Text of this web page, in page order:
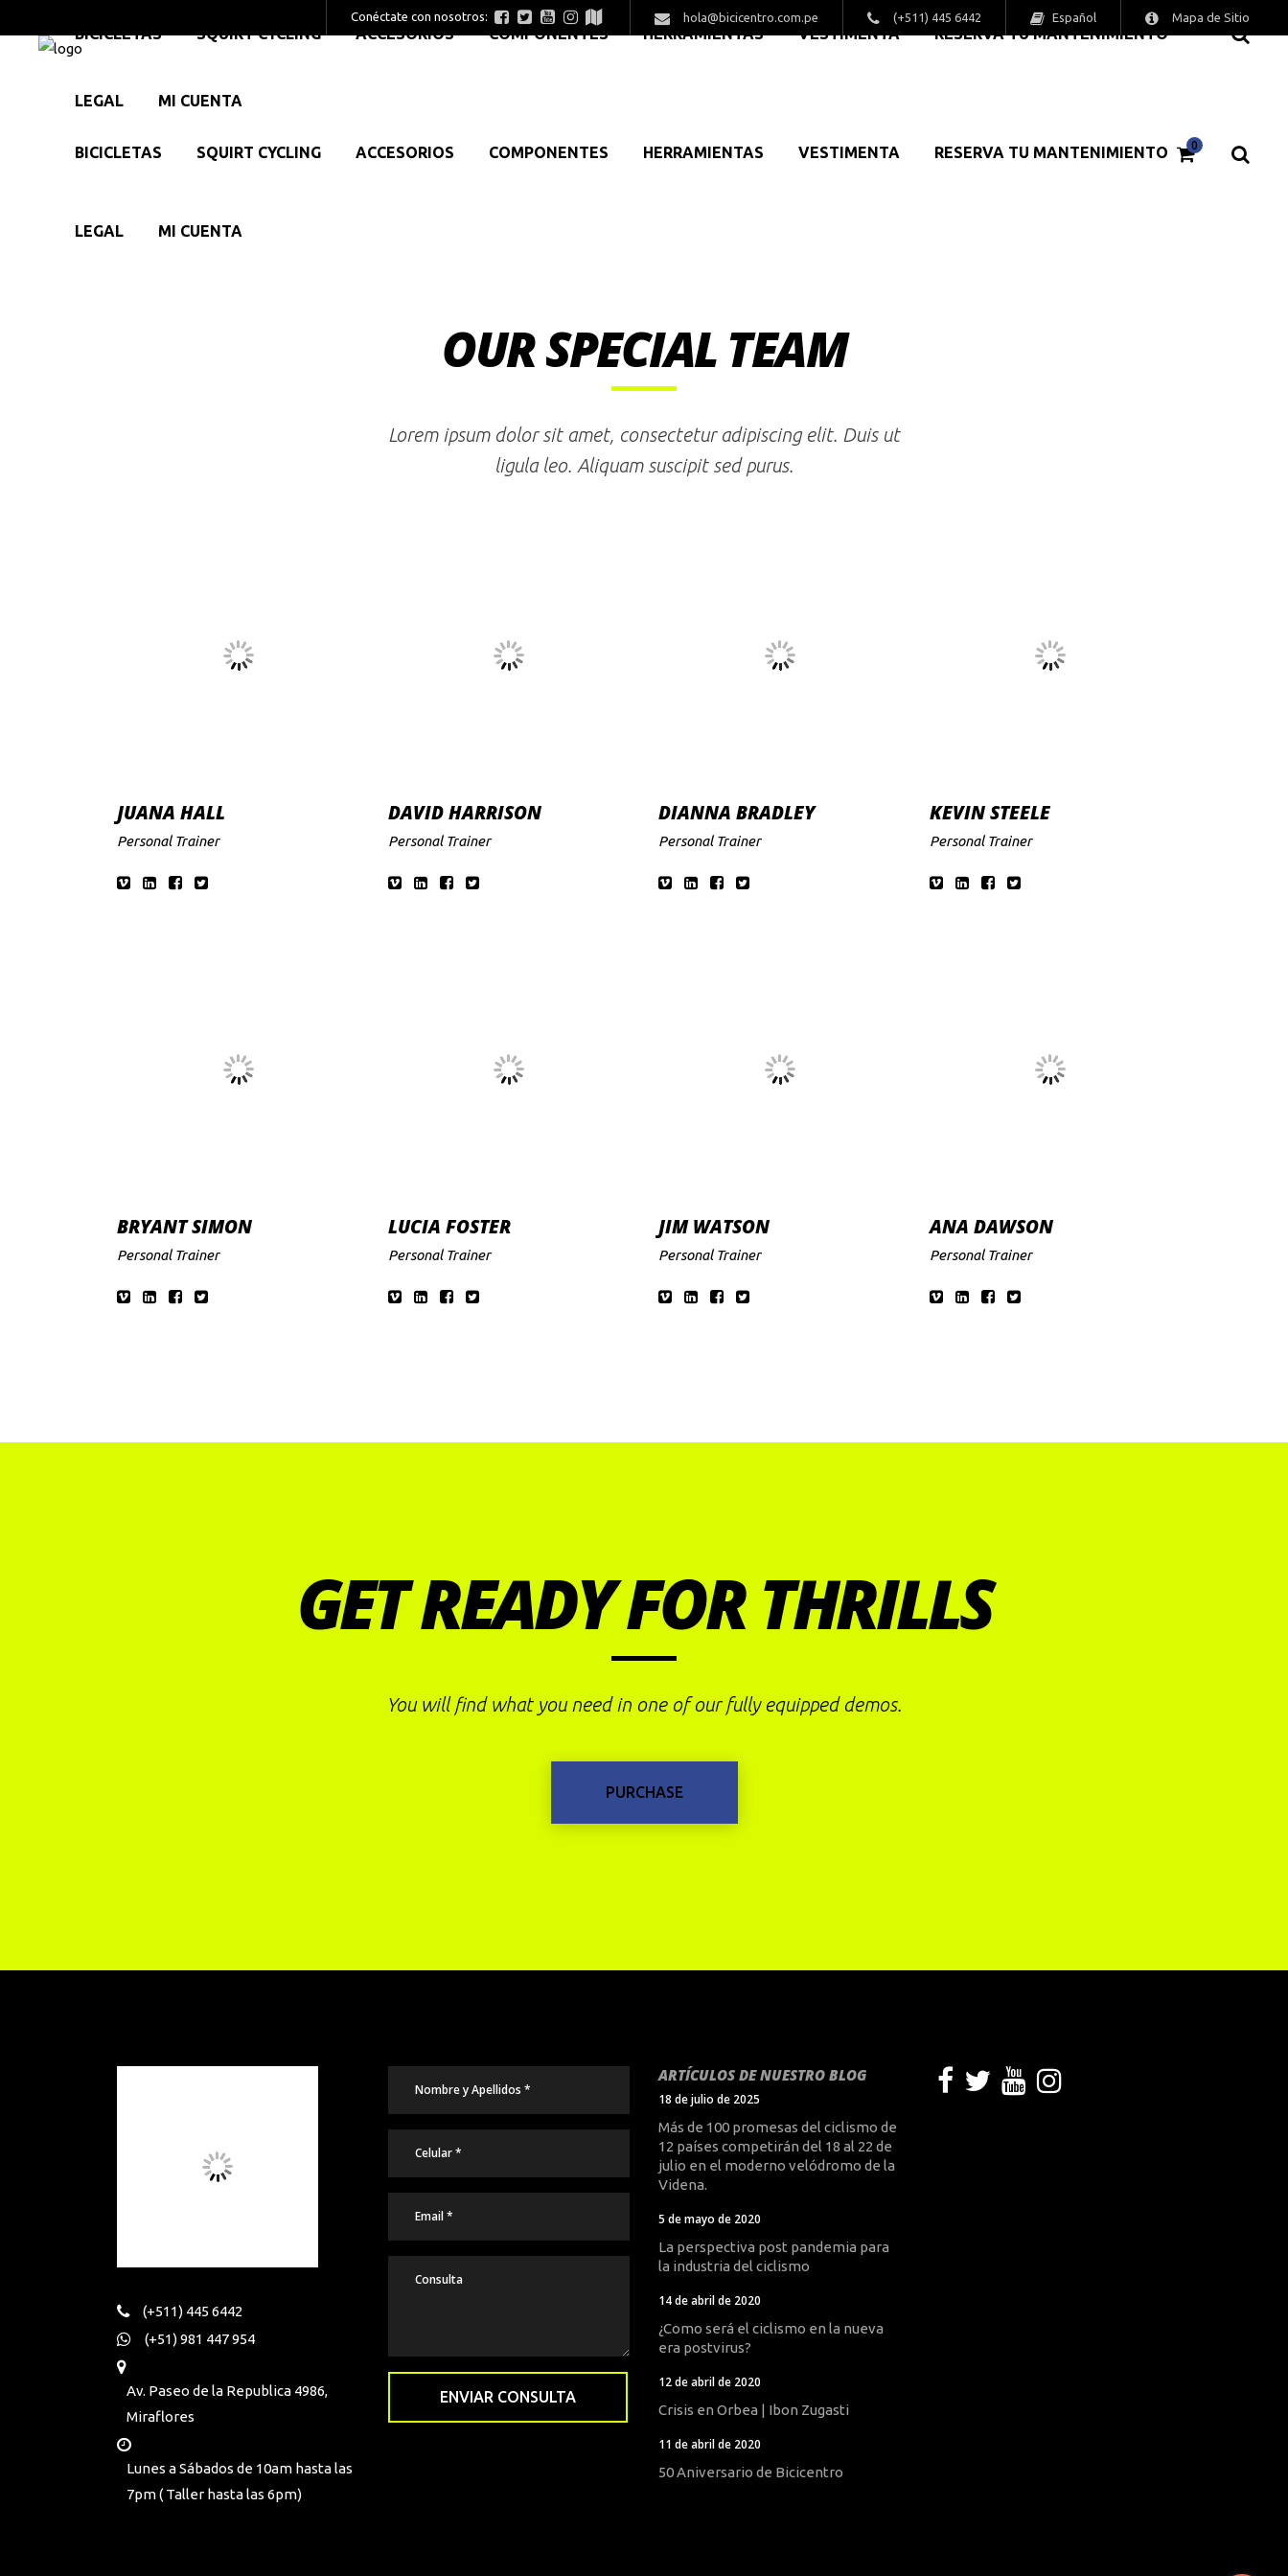
Conéctate con nosotros: hola@bicicentro.com.pe (+511) 445 6442 Español Mapa de Sitio
BICICLETAS SQUIRT CYCLING ACCESORIOS COMPONENTES HERRAMIENTAS VESTIMENTA RESERVA TU MANTENIMIENTO
LEGAL MI CUENTA
0
BICICLETAS SQUIRT CYCLING ACCESORIOS COMPONENTES HERRAMIENTAS VESTIMENTA RESERVA TU MANTENIMIENTO
LEGAL MI CUENTA
OUR SPECIAL TEAM
Lorem ipsum dolor sit amet, consectetur adipiscing elit. Duis ut
ligula leo. Aliquam suscipit sed purus.
JUANA HALL
Personal Trainer
DAVID HARRISON
Personal Trainer
DIANNA BRADLEY
Personal Trainer
KEVIN STEELE
Personal Trainer
BRYANT SIMON
Personal Trainer
LUCIA FOSTER
Personal Trainer
JIM WATSON
Personal Trainer
ANA DAWSON
Personal Trainer
GET READY FOR THRILLS
You will find what you need in one of our fully equipped demos.
PURCHASE
(+511) 445 6442
(+51) 981 447 954
Av. Paseo de la Republica 4986,
Miraflores
Lunes a Sábados de 10am hasta las
7pm ( Taller hasta las 6pm)
ARTÍCULOS DE NUESTRO BLOG
18 de julio de 2025
Más de 100 promesas del ciclismo de
12 países competirán del 18 al 22 de
julio en el moderno velódromo de la
Videna.
5 de mayo de 2020
La perspectiva post pandemia para
la industria del ciclismo
14 de abril de 2020
¿Como será el ciclismo en la nueva
era postvirus?
12 de abril de 2020
Crisis en Orbea | Ibon Zugasti
11 de abril de 2020
50 Aniversario de Bicicentro